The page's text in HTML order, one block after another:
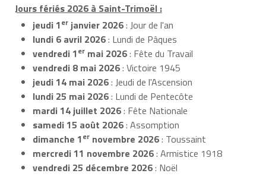
Jours fériés 2026 à Saint-Trimoël :
jeudi 1er janvier 2026: Jour de l'an
lundi 6 avril 2026: Lundi de Pâques
vendredi 1er mai 2026: Fête du Travail
vendredi 8 mai 2026: Victoire 1945
jeudi 14 mai 2026: Jeudi de l'Ascension
lundi 25 mai 2026: Lundi de Pentecôte
mardi 14 juillet 2026: Fête Nationale
samedi 15 août 2026: Assomption
dimanche 1er novembre 2026: Toussaint
mercredi 11 novembre 2026: Armistice 1918
vendredi 25 décembre 2026: Noël